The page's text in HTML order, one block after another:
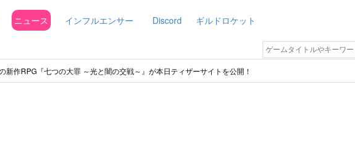
ニュース インフルエンサー Discord ギルドロケット
新作RPG『七つの大罪 ～光と闇の交戦～』が本日ティザーサイトを公開！